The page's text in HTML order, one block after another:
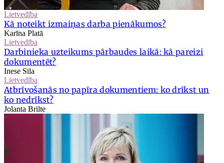
Lietvedība
Kā noteikt izmaiņas darba pienākumos?
Karīna Platā
Lietvedība
Darbinieka uzteikums pārbaudes laikā: kā pareizi
dokumentēt?
Inese Sila
Lietvedība
Atbrīvošanās no papīra dokumentiem: ko drīkst un
ko nedrīkst?
Jolanta Brilte